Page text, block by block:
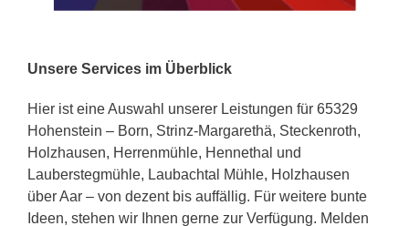
Unsere Services im Überblick
Hier ist eine Auswahl unserer Leistungen für 65329
Hohenstein – Born, Strinz-Margarethä, Steckenroth,
Holzhausen, Herrenmühle, Hennethal und
Lauberstegmühle, Laubachtal Mühle, Holzhausen
über Aar – von dezent bis auffällig. Für weitere bunte
Ideen, stehen wir Ihnen gerne zur Verfügung. Melden